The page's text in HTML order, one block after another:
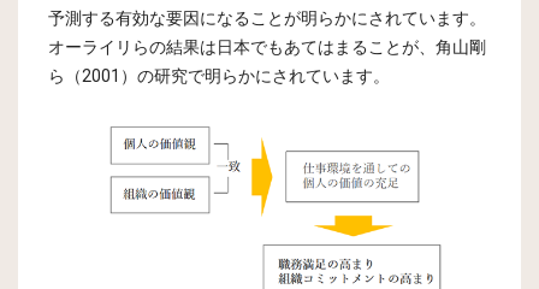
予測する有効な要因になることが明らかにされています。
オーライリらの結果は日本でもあてはまることが、角山剛
ら（2001）の研究で明らかにされています。